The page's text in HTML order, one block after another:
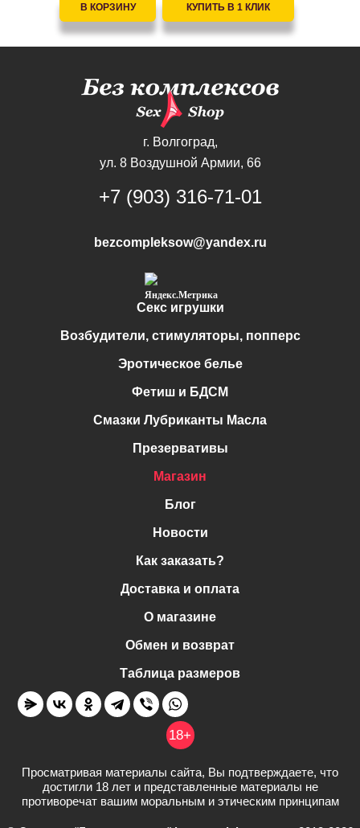
г. Волгоград,
ул. 8 Воздушной Армии, 66
+7 (903) 316-71-01
bezcompleksow@yandex.ru
Секс игрушки
Возбудители, стимуляторы, попперс
Эротическое белье
Фетиш и БДСМ
Смазки Лубриканты Масла
Презервативы
Магазин
Блог
Новости
Как заказать?
Доставка и оплата
О магазине
Обмен и возврат
Таблица размеров
18+
Просматривая материалы сайта, Вы подтверждаете, что
достигли 18 лет и представленные материалы не
противоречат вашим моральным и этическим принципам